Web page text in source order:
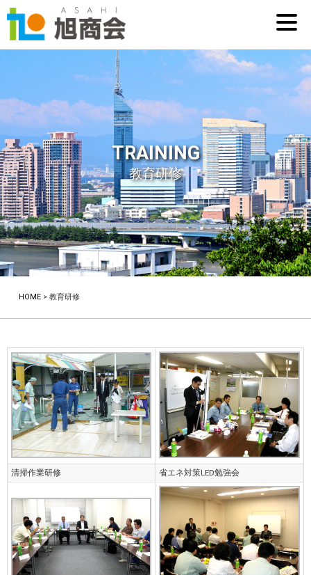
TRAINING
教育研修
HOME > 教育研修
清掃作業研修 省エネ対策LED勉強会